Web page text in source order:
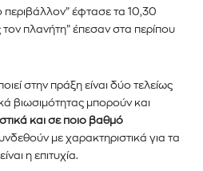
περιβάλλον” έφτασε τα 10,30
πλανήτη” έπεσαν στα περίπου
στην πράξη είναι δύο τελείως
βιωσιμότητας μπορούν και
και σε ποιο βαθμό
με χαρακτηριστικά για τα
η επιτυχία.